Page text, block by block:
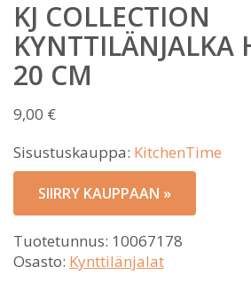
KJ COLLECTION
KYNTTILÄNJALKA
20 CM
9,00 €
Sisustuskauppa: KitchenTime
SIIRRY KAUPPAAN »
Tuotetunnus: 10067178
Osasto: Kynttilänjalat